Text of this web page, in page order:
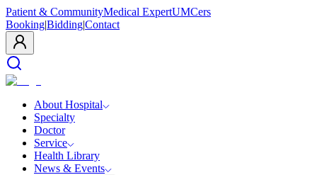
Patient & CommunityMedical ExpertUMCers
Booking|Bidding|Contact
About Hospital
Specialty
Doctor
Service
Health Library
News & Events